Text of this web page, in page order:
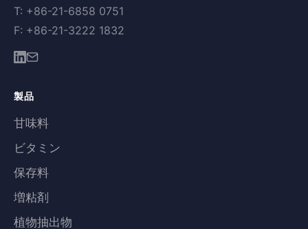
T: +86-21-6858 0751
F: +86-21-3222 1832
製品
甘味料
ビタミン
保存料
増粘剤
植物抽出物